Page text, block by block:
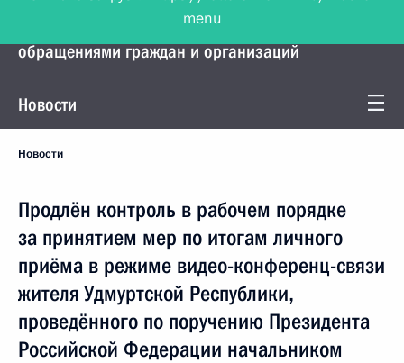
Управление Президента по работе с
обращениями граждан и организаций
Новости
Новости
Продлён контроль в рабочем порядке
за принятием мер по итогам личного
приёма в режиме видео-конференц-связи
жителя Удмуртской Республики,
проведённого по поручению Президента
Российской Федерации начальником
menu